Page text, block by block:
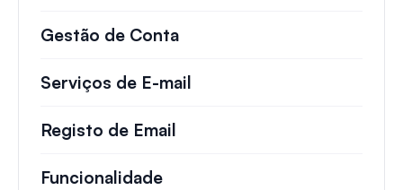
Gestão de Conta
Serviços de E-mail
Registo de Email
Funcionalidade